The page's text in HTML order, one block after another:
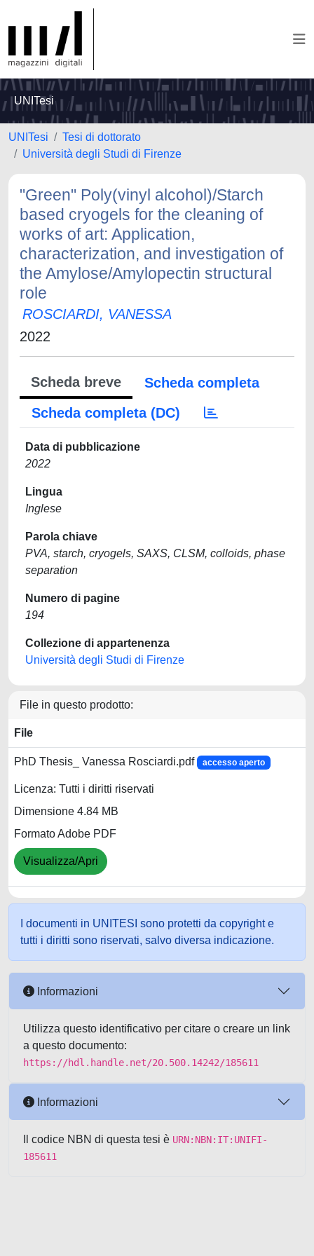
UNITesi
UNITesi
Tesi di dottorato
Università degli Studi di Firenze
"Green" Poly(vinyl alcohol)/Starch
based cryogels for the cleaning of
works of art: Application,
characterization, and investigation of
the Amylose/Amylopectin structural
role
ROSCIARDI, VANESSA
2022
Scheda breve
Scheda completa
Scheda completa (DC)
Data di pubblicazione
2022
Lingua
Inglese
Parola chiave
PVA, starch, cryogels, SAXS, CLSM, colloids, phase
separation
Numero di pagine
194
Collezione di appartenenza
Università degli Studi di Firenze
File in questo prodotto:
File
PhD Thesis_ Vanessa Rosciardi.pdf accesso aperto
Licenza: Tutti i diritti riservati
Dimensione 4.84 MB
Formato Adobe PDF
Visualizza/Apri
I documenti in UNITESI sono protetti da copyright e
tutti i diritti sono riservati, salvo diversa indicazione.
Informazioni
Utilizza questo identificativo per citare o creare un link
a questo documento:
https://hdl.handle.net/20.500.14242/185611
Informazioni
Il codice NBN di questa tesi è URN:NBN:IT:UNIFI-
185611